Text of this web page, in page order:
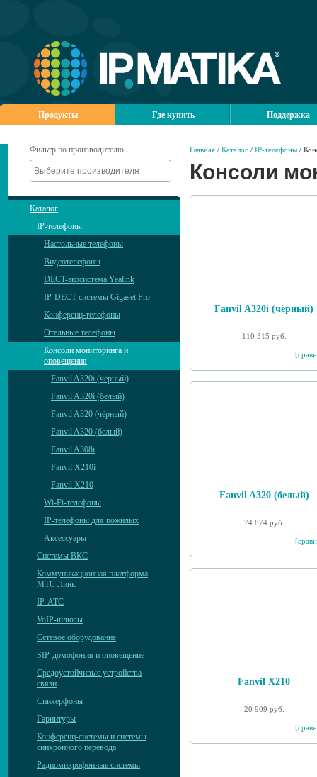
Продукты Где купить Поддержка
Фильтр по производителю:
Каталог
IP-телефоны
Настольные телефоны
Видеотелефоны
DECT-экосистема Yealink
IP-DECT-системы Gigaset Pro
Конференц-телефоны
Отельные телефоны
Консоли мониторинга и
оповещения
Fanvil A320i (чёрный)
Fanvil A320i (белый)
Fanvil A320 (чёрный)
Fanvil A320 (белый)
Fanvil A308i
Fanvil X210i
Fanvil X210
Wi-Fi-телефоны
IP-телефоны для пожилых
Аксессуары
Системы ВКС
Коммуникационная платформа
МТС Линк
IP-АТС
VoIP-шлюзы
Сетевое оборудование
SIP-домофония и оповещение
Средоустойчивые устройства
связи
Спикерфоны
Гарнитуры
Конференц-системы и системы
синхронного перевода
Радиомикрофонные системы
Главная / Каталог / IP-телефоны /
Консоли
Fanvil A320i (чёрный)
110 315 руб.
Fanvil A320 (белый)
74 874 руб.
Fanvil X210
20 909 руб.